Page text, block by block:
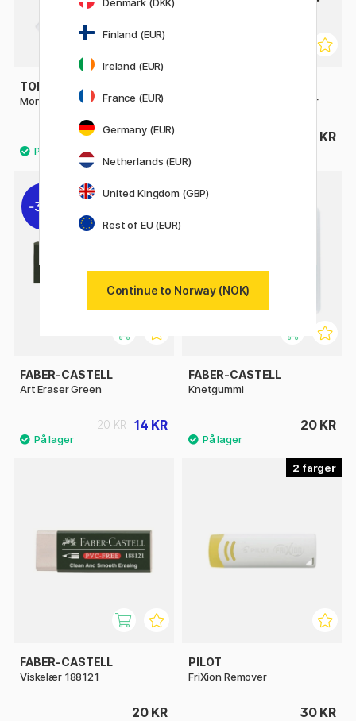
TOMBOW
Mono Zero refill Rund 2-pakke
36 KR
Mono Dust Catch Viskelær
34 KR
30%
FABER-CASTELL
Art Eraser Green
14 KR
20 KR
FABER-CASTELL
Knetgummi
20 KR
FABER-CASTELL
Viskelær 188121
20 KR
2
PILOT
FriXion Remover
30 KR
Finland (EUR)
Ireland (EUR)
France (EUR)
Germany (EUR)
Netherlands (EUR)
United Kingdom (GBP)
Rest of EU (EUR)
Continue to Norway (NOK)